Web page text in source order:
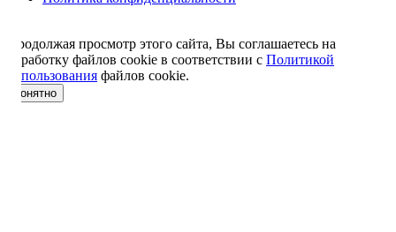
Продолжая просмотр этого сайта, Вы соглашаетесь на
обработку файлов cookie в соответствии с Политикой
использования файлов cookie.
понятно